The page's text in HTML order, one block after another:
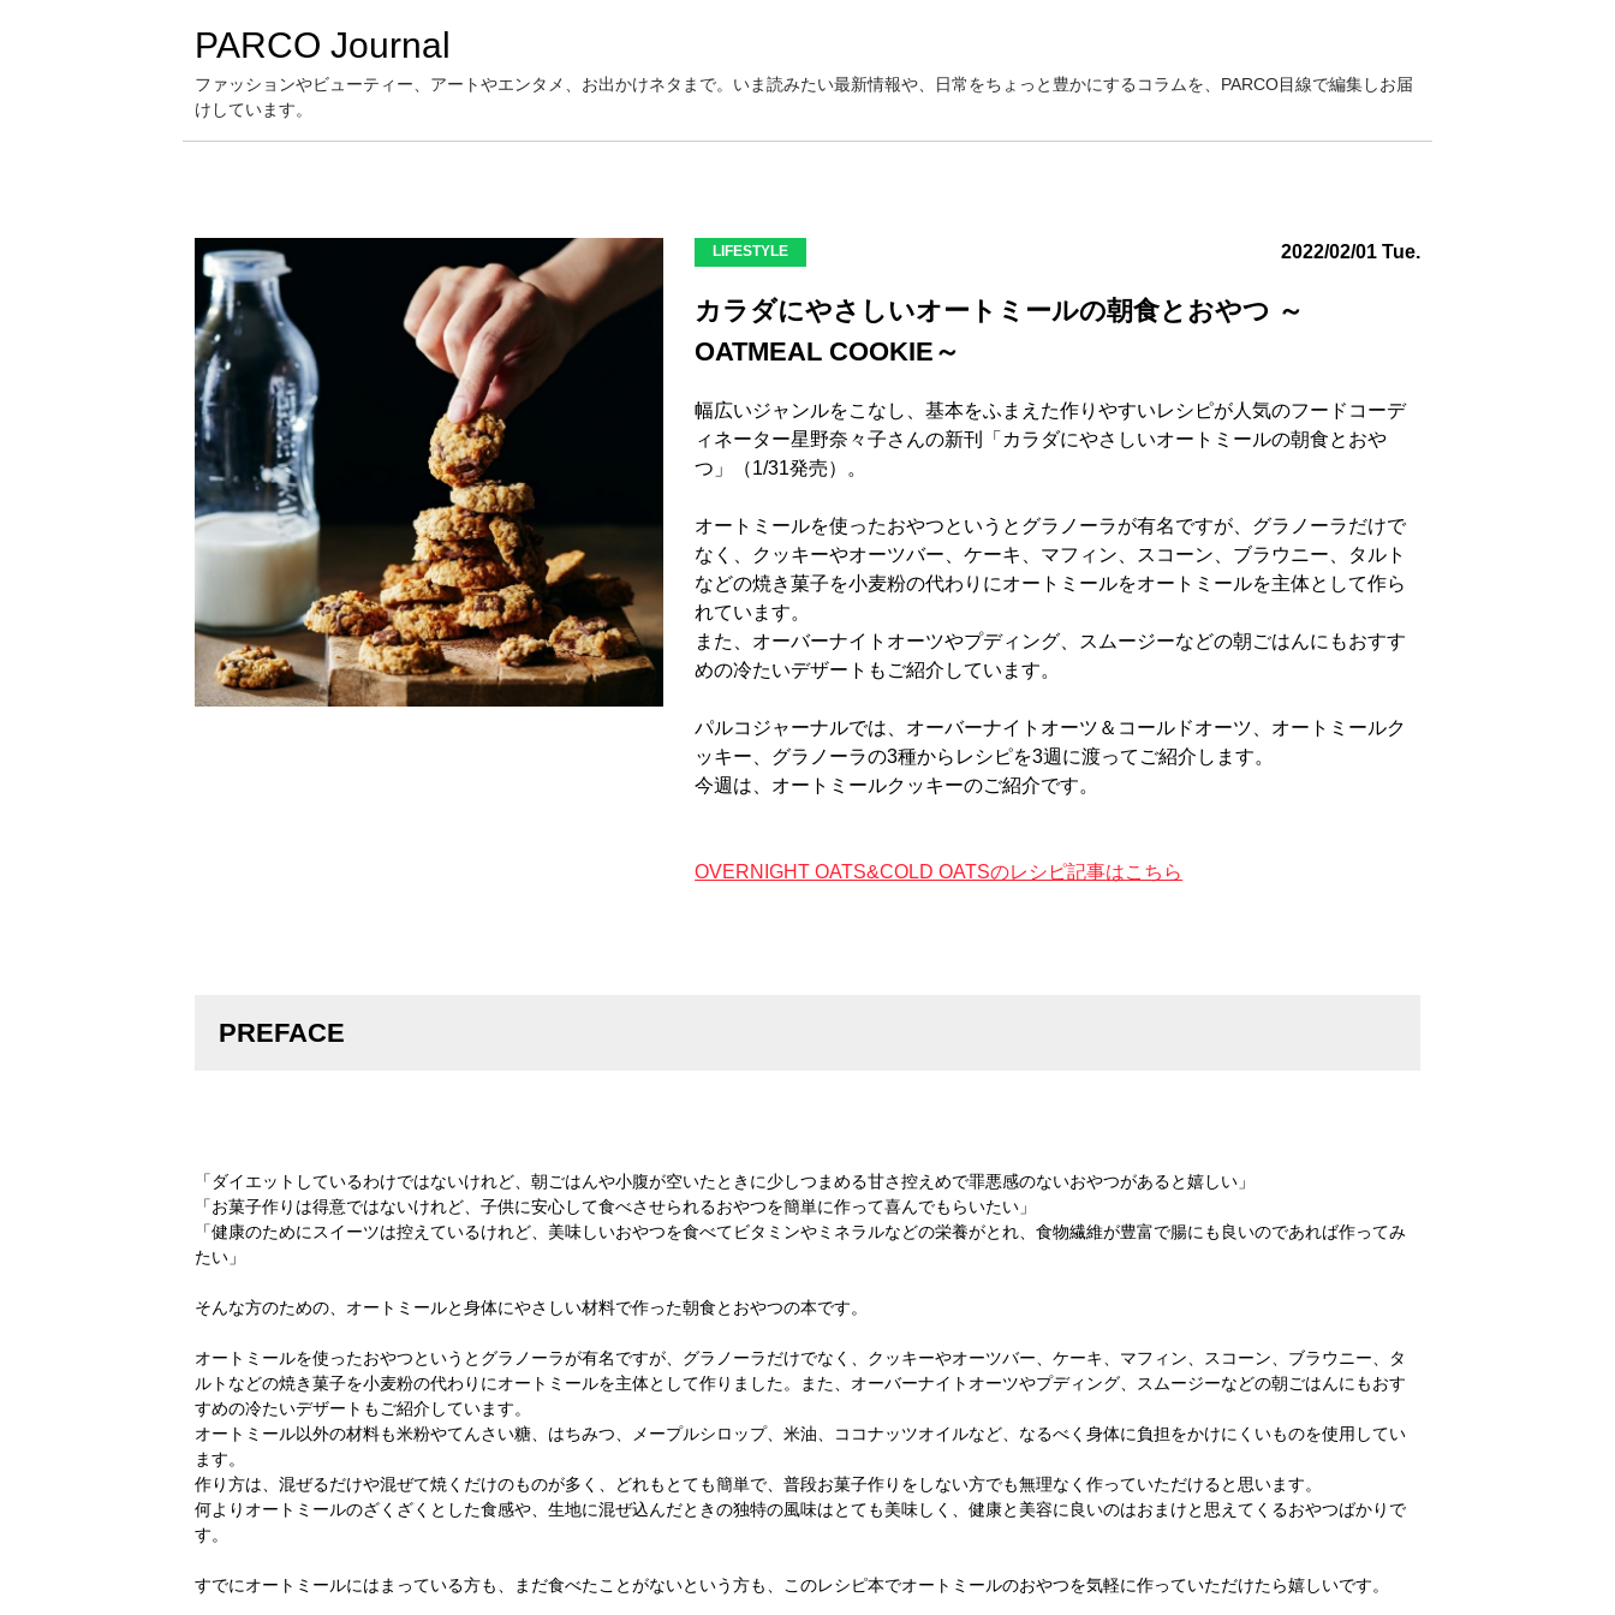
PARCO Journal
ファッションやビューティー、アートやエンタメ、お出かけネタまで。いま読みたい最新情報や、日常をちょっと豊かにするコラムを、PARCO目線で編集しお届
けしています。
LIFESTYLE 2022/02/01 Tue.
カラダにやさしいオートミールの朝食とおやつ ～
OATMEAL COOKIE～
幅広いジャンルをこなし、基本をふまえた作りやすいレシピが人気のフードコーデ
ィネーター星野奈々子さんの新刊「カラダにやさしいオートミールの朝食とおや
つ」（1/31発売）。
オートミールを使ったおやつというとグラノーラが有名ですが、グラノーラだけで
なく、クッキーやオーツバー、ケーキ、マフィン、スコーン、ブラウニー、タルト
などの焼き菓子を小麦粉の代わりにオートミールをオートミールを主体として作ら
れています。
また、オーバーナイトオーツやプディング、スムージーなどの朝ごはんにもおすす
めの冷たいデザートもご紹介しています。
パルコジャーナルでは、オーバーナイトオーツ＆コールドオーツ、オートミールク
ッキー、グラノーラの3種からレシピを3週に渡ってご紹介します。
今週は、オートミールクッキーのご紹介です。
OVERNIGHT OATS&COLD OATSのレシピ記事はこちら
PREFACE
「ダイエットしているわけではないけれど、朝ごはんや小腹が空いたときに少しつまめる甘さ控えめで罪悪感のないおやつがあると嬉しい」
「お菓子作りは得意ではないけれど、子供に安心して食べさせられるおやつを簡単に作って喜んでもらいたい」
「健康のためにスイーツは控えているけれど、美味しいおやつを食べてビタミンやミネラルなどの栄養がとれ、食物繊維が豊富で腸にも良いのであれば作ってみ
たい」
そんな方のための、オートミールと身体にやさしい材料で作った朝食とおやつの本です。
オートミールを使ったおやつというとグラノーラが有名ですが、グラノーラだけでなく、クッキーやオーツバー、ケーキ、マフィン、スコーン、ブラウニー、タ
ルトなどの焼き菓子を小麦粉の代わりにオートミールを主体として作りました。また、オーバーナイトオーツやプディング、スムージーなどの朝ごはんにもおす
すめの冷たいデザートもご紹介しています。
オートミール以外の材料も米粉やてんさい糖、はちみつ、メープルシロップ、米油、ココナッツオイルなど、なるべく身体に負担をかけにくいものを使用してい
ます。
作り方は、混ぜるだけや混ぜて焼くだけのものが多く、どれもとても簡単で、普段お菓子作りをしない方でも無理なく作っていただけると思います。
何よりオートミールのざくざくとした食感や、生地に混ぜ込んだときの独特の風味はとても美味しく、健康と美容に良いのはおまけと思えてくるおやつばかりで
す。
すでにオートミールにはまっている方も、まだ食べたことがないという方も、このレシピ本でオートミールのおやつを気軽に作っていただけたら嬉しいです。